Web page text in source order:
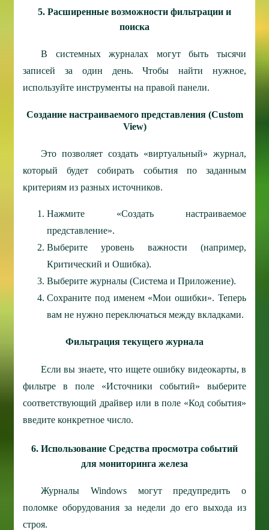
5. Расширенные возможности фильтрации и
поиска
В системных журналах могут быть тысячи
записей за один день. Чтобы найти нужное,
используйте инструменты на правой панели.
Создание настраиваемого представления (Custom
View)
Это позволяет создать «виртуальный» журнал,
который будет собирать события по заданным
критериям из разных источников.
Нажмите «Создать настраиваемое
представление».
Выберите уровень важности (например,
Критический и Ошибка).
Выберите журналы (Система и Приложение).
Сохраните под именем «Мои ошибки». Теперь
вам не нужно переключаться между вкладками.
Фильтрация текущего журнала
Если вы знаете, что ищете ошибку видеокарты, в
фильтре в поле «Источники событий» выберите
соответствующий драйвер или в поле «Код события»
введите конкретное число.
6. Использование Средства просмотра событий
для мониторинга железа
Журналы Windows могут предупредить о
поломке оборудования за недели до его выхода из
строя.